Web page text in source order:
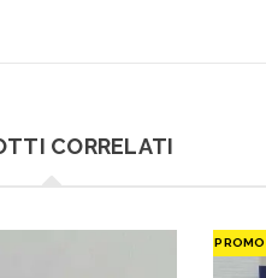
CORRELATI
PROMO